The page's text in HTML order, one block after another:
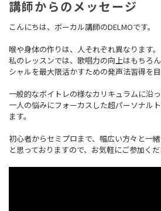
講師からのメッセージ
こんにちは、ボーカル講師のDELMOです。
喉や身体の作りは、人それぞれ異なります。
私のレッスンでは、歌唱力の向上はもちろ
シャルを最大限活かすための発声法習得を目
一般的なボイトレの様なカリキュラムに沿
一人の悩みにフォーカスした超パーソナル
ます。
初心者からセミプロまで、幅広い方々と一
と思っておりますので、お気軽にご参加くだ